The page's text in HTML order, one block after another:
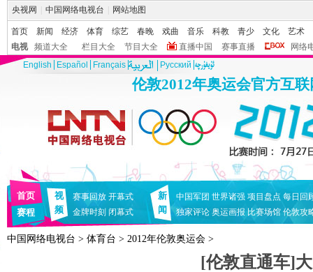
央视网 中国网络电视台 网站地图
首页 新闻 经济 体育 综艺 春晚 戏曲 音乐 科教 青少 文化
艺术
电视
频道大全 栏目大全 节目大全 直播中国 赛事直播
网络
English
Español Français Pусский
伦敦2012年奥运会官方互
首页
赛程
视
频
赛事回放 开幕式
金牌时刻 闭幕式
新
闻
中国军团 世界诸强 项目盘点 每日回
独家评论 奥运画报 比赛场馆 伦敦攻
中国网络电视台 > 体育台 > 2012年伦敦奥运会 >
[伦敦直通车]